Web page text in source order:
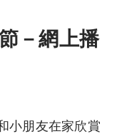
－網上播
小朋友在家欣賞